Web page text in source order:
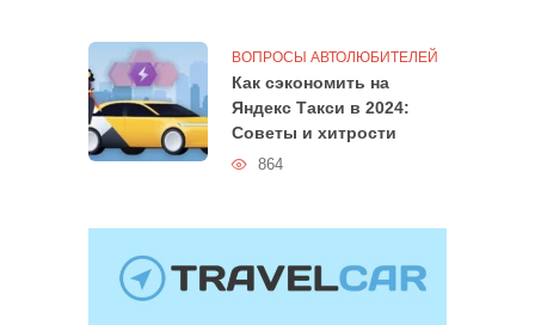
ВОПРОСЫ АВТОЛЮБИТЕЛЕЙ
Как сэкономить на
Яндекс Такси в 2024:
Советы и хитрости
864